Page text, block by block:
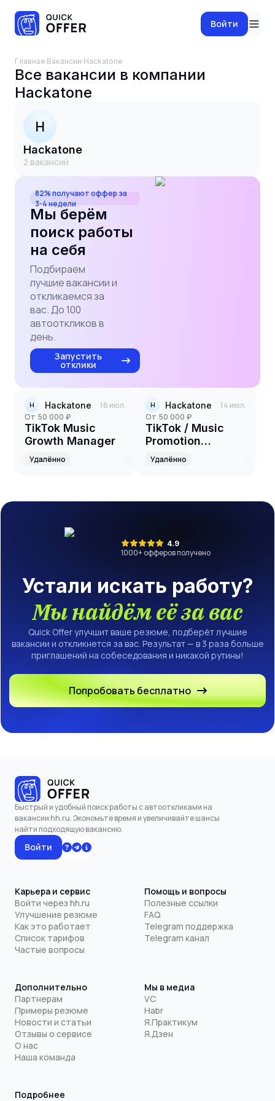
Войти
Главная·Вакансии· Hackatone
Все вакансии в компании
Hackatone
H
Hackatone
2 вакансий
82% получают оффер за
3-4 недели
Мы берём
поиск работы
на себя
Подбираем
лучшие вакансии и
откликаемся за
вас. До 100
автооткликов в
день.
Запустить
отклики
H Hackatone 16 июл.
от 50 000 ₽
TikTok Music
Growth Manager
Удалённо
H Hackatone 14 июл.
от 50 000 ₽
TikTok / Music
Promotion
Manager
Удалённо
4.9
1000+ офферов получено
Устали искать работу?
Мы найдём её за вас
Quick Offer улучшит ваше резюме, подберёт лучшие
вакансии и откликнется за вас. Результат — в 3 раза больше
приглашений на собеседования и никакой рутины!
Попробовать бесплатно
Быстрый и удобный поиск работы с автооткликами на
вакансии hh.ru. Экономьте время и увеличивайте шансы
найти подходящую вакансию.
Войти
Карьера и сервис
Войти через hh.ru
Улучшение резюме
Как это работает
Список тарифов
Частые вопросы
Помощь и вопросы
Полезные ссылки
FAQ
Telegram поддержка
Telegram канал
Дополнительно
Партнерам
Примеры резюме
Новости и статьи
Отзывы о сервисе
О нас
Наша команда
Мы в медиа
VC
Habr
Я.Практикум
Я.Дзен
Подробнее